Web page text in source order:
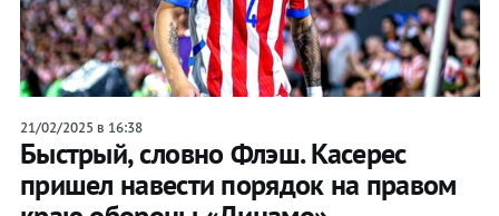
21/02/2025 в 16:38
Быстрый, словно Флэш. Касерес
пришел навести порядок на правом